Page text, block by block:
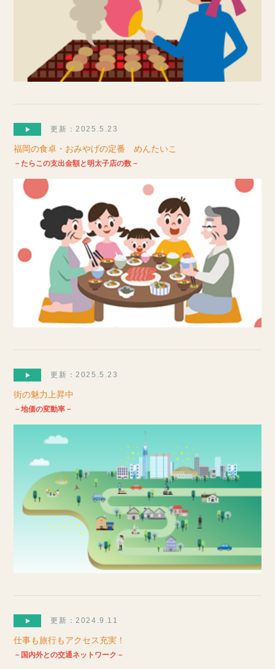
更新：2025.5.23
福岡の食卓・おみやげの定番 めんたいこ
－たらこの支出金額と明太子店の数－
更新：2025.5.23
街の魅力上昇中
－地価の変動率－
更新：2024.9.11
仕事も旅行もアクセス充実！
－国内外との交通ネットワーク－